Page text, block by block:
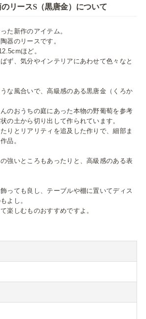
リースS（黒唐金）について
た新作のアイテム。
器のリースです。
ほど。
ず、気分やインテリアにあわせて色々なと
な風合いで、高級感のある黒唐金（くろか
のおうちの庭にあった本物の野葡萄を参考
の土から切り出して作られています。
りとリアリティを追及した作りで、細部ま
品。
強いところもあったりと、高級感のある表
っても良し、テーブルや棚に置いてディス
よし。
楽しむものおすすめですよ。